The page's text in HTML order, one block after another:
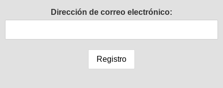
Dirección de correo electrónico: